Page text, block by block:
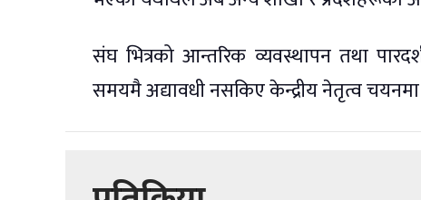
संघ भित्रको आन्तरिक व्यवस्थापन तथा
समयमै अद्यावधी नसकिए केन्द्रीय नेतृत्व